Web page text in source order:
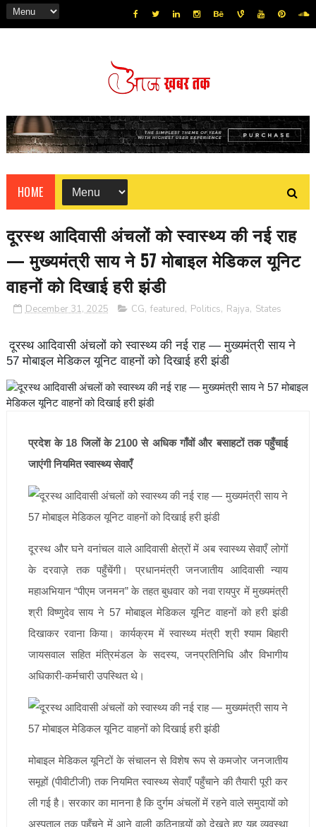
HOME
दूरस्थ आदिवासी अंचलों को स्वास्थ्य की नई राह
— मुख्यमंत्री साय ने 57 मोबाइल मेडिकल यूनिट
वाहनों को दिखाई हरी झंडी
December 31, 2025 CG, featured, Politics, Rajya, States
दूरस्थ आदिवासी अंचलों को स्वास्थ्य की नई राह — मुख्यमंत्री साय ने
57 मोबाइल मेडिकल यूनिट वाहनों को दिखाई हरी झंडी
प्रदेश के 18 जिलों के 2100 से अधिक गाँवों और बसाहटों तक पहुँचाई
जाएंगी नियमित स्वास्थ्य सेवाएँ
दूरस्थ और घने वनांचल वाले आदिवासी क्षेत्रों में अब स्वास्थ्य सेवाएँ लोगों
के दरवाज़े तक पहुँचेंगी। प्रधानमंत्री जनजातीय आदिवासी न्याय
महाअभियान “पीएम जनमन” के तहत बुधवार को नवा रायपुर में मुख्यमंत्री
श्री विष्णुदेव साय ने 57 मोबाइल मेडिकल यूनिट वाहनों को हरी झंडी
दिखाकर रवाना किया। कार्यक्रम में स्वास्थ्य मंत्री श्री श्याम बिहारी
जायसवाल सहित मंत्रिमंडल के सदस्य, जनप्रतिनिधि और विभागीय
अधिकारी-कर्मचारी उपस्थित थे।
मोबाइल मेडिकल यूनिटों के संचालन से विशेष रूप से कमजोर जनजातीय
समूहों (पीवीटीजी) तक नियमित स्वास्थ्य सेवाएँ पहुँचाने की तैयारी पूरी कर
ली गई है। सरकार का मानना है कि दुर्गम अंचलों में रहने वाले समुदायों को
अस्पताल तक पहुँचने में आने वाली कठिनाइयों को देखते हुए यह व्यवस्था